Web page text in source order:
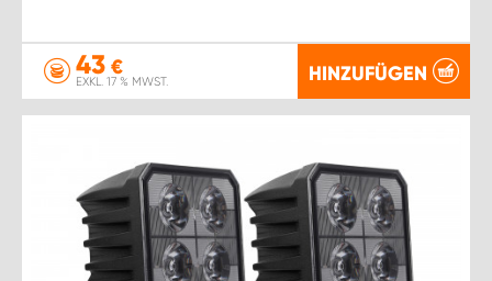
43 €
EXKL. 17 % MWST. HINZUFÜGEN